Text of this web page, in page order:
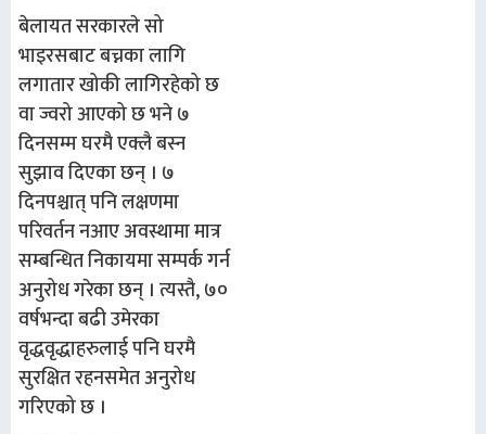
बेलायत सरकारले सो
भाइरसबाट बच्नका लागि
लगातार खोकी लागिरहेको छ
वा ज्वरो आएको छ भने ७
दिनसम्म घरमै एक्लै बस्न
सुझाव दिएका छन् । ७
दिनपश्चात् पनि लक्षणमा
परिवर्तन नआए अवस्थामा मात्र
सम्बन्धित निकायमा सम्पर्क गर्न
अनुरोध गरेका छन् । त्यस्तै, ७०
वर्षभन्दा बढी उमेरका
वृद्धवृद्धाहरुलाई पनि घरमै
सुरक्षित रहनसमेत अनुरोध
गरिएको छ ।